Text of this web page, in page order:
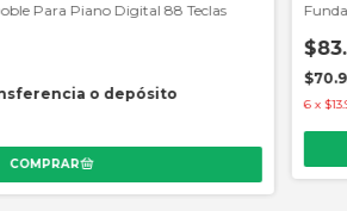
Para Piano Digital 88 Teclas
o depósito
6 x